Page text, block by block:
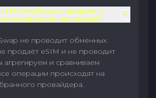
MoneySwap операции с
сервисами напрямую?
не проводит обменных
продаёт eSIM и не проводит
агрегируем и сравниваем
операции происходят на
провайдера.